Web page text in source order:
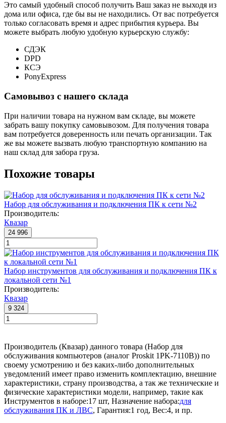
Это самый удобный способ получить Ваш заказ не выходя из
дома или офиса, где бы вы не находились. От вас потребуется
только согласовать время и адрес прибытия курьера. Вы
можете выбрать любую удобную курьерскую службу:
СДЭК
DPD
КСЭ
PonyExpress
Самовывоз с нашего склада
При наличии товара на нужном вам складе, вы можете
забрать вашу покупку самовывозом. Для получения товара
вам потребуется доверенность или печать организации. Так
же вы можете вызвать любую транспортную компанию на
наш склад для забора груза.
Похожие товары
Набор для обслуживания и подключения ПК к сети №2
Производитель:
Квазар
24 996
Набор инструментов для обслуживания и подключения ПК к
локальной сети №1
Производитель:
Квазар
9 324
Производитель (Квазар) данного товара (Набор для
обслуживания компьютеров (аналог Proskit 1PK-7110B)) по
своему усмотрению и без каких-либо дополнительных
уведомлений имеет право изменить комплектацию, внешние
характеристики, страну производства, а так же технические и
физические характеристики модели, например, такие как
Инструментов в наборе:17 шт, Назначение набора:для
обслуживания ПК и ЛВС, Гарантия:1 год, Вес:4, и пр.